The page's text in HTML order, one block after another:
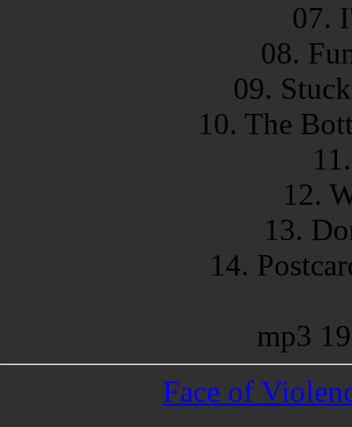
07.
08.
09.
10. The
12.
13.
14.
mp3
Face of